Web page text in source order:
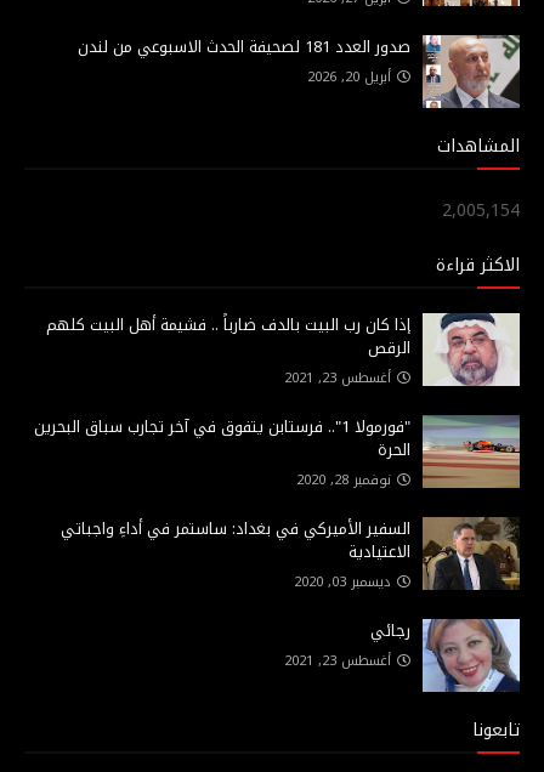
صدور العدد 181 لصحيفة الحدث الاسبوعي من لندن
أبريل 20, 2026
المشاهدات
2,005,154
الاكثر قراءة
إذا كان رب البيت بالدف ضارباً .. فشيمة أهل البيت كلهم
الرقص
أغسطس 23, 2021
"فورمولا 1".. فرستابن يتفوق في آخر تجارب سباق البحرين
الحرة
نوفمبر 28, 2020
السفير الأميركي في بغداد: ساستمر في أداءِ واجباتي
الاعتيادية
ديسمبر 03, 2020
رجائي
أغسطس 23, 2021
تابعونا